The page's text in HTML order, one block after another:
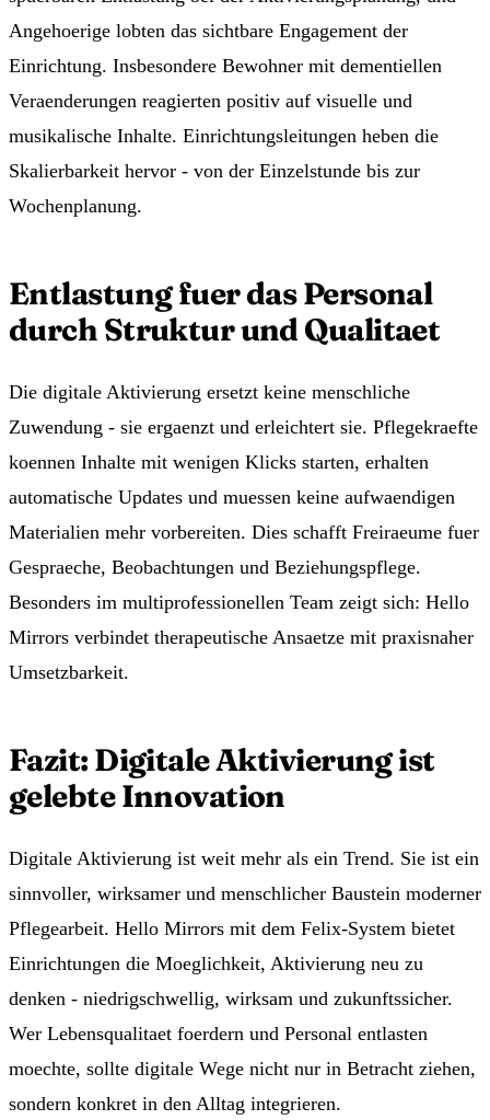
Angehoerige lobten das sichtbare Engagement der
Einrichtung. Insbesondere Bewohner mit dementiellen
Veraenderungen reagierten positiv auf visuelle und
musikalische Inhalte. Einrichtungsleitungen heben die
Skalierbarkeit hervor - von der Einzelstunde bis zur
Wochenplanung.
Entlastung fuer das Personal
durch Struktur und Qualitaet
Die digitale Aktivierung ersetzt keine menschliche
Zuwendung - sie ergaenzt und erleichtert sie. Pflegekraefte
koennen Inhalte mit wenigen Klicks starten, erhalten
automatische Updates und muessen keine aufwaendigen
Materialien mehr vorbereiten. Dies schafft Freiraeume fuer
Gespraeche, Beobachtungen und Beziehungspflege.
Besonders im multiprofessionellen Team zeigt sich: Hello
Mirrors verbindet therapeutische Ansaetze mit praxisnaher
Umsetzbarkeit.
Fazit: Digitale Aktivierung ist
gelebte Innovation
Digitale Aktivierung ist weit mehr als ein Trend. Sie ist ein
sinnvoller, wirksamer und menschlicher Baustein moderner
Pflegearbeit. Hello Mirrors mit dem Felix-System bietet
Einrichtungen die Moeglichkeit, Aktivierung neu zu
denken - niedrigschwellig, wirksam und zukunftssicher.
Wer Lebensqualitaet foerdern und Personal entlasten
moechte, sollte digitale Wege nicht nur in Betracht ziehen,
sondern konkret in den Alltag integrieren.